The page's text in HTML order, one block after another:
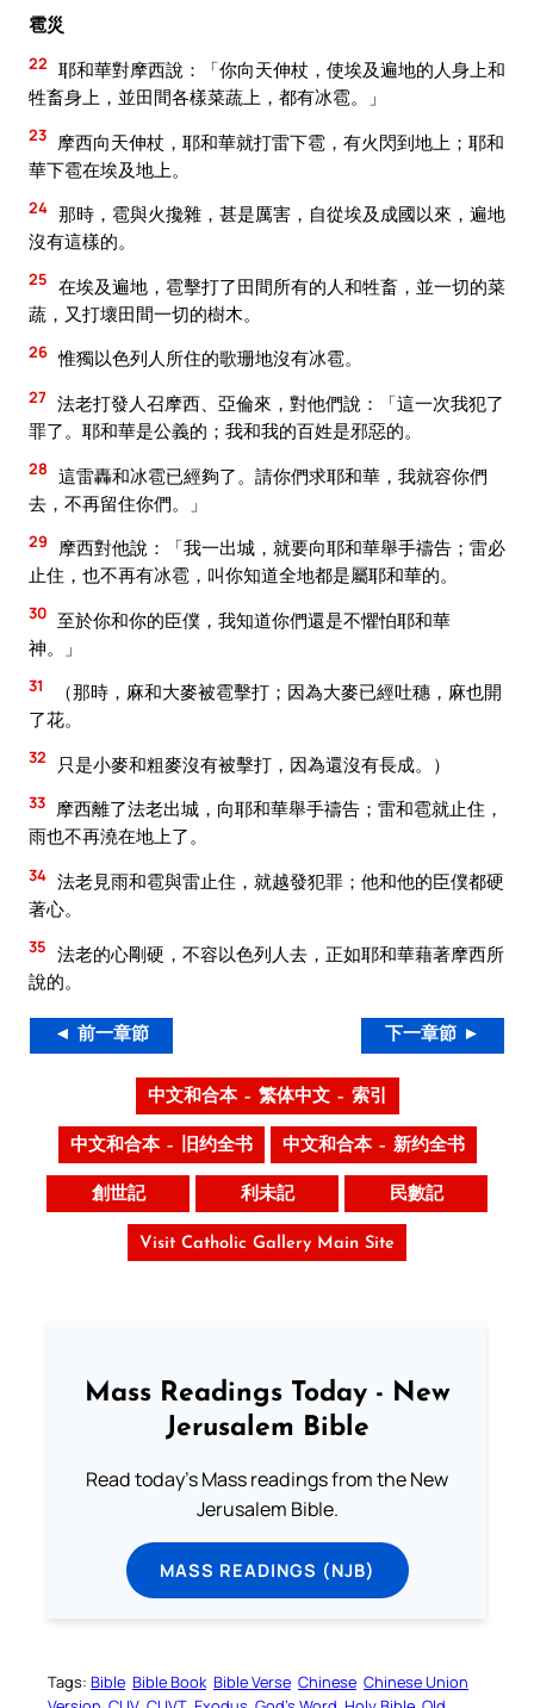
雹災
22 耶和華對摩西說：「你向天伸杖，使埃及遍地的人身上和
牲畜身上，並田間各樣菜蔬上，都有冰雹。」
23 摩西向天伸杖，耶和華就打雷下雹，有火閃到地上；耶和
華下雹在埃及地上。
24 那時，雹與火攙雜，甚是厲害，自從埃及成國以來，遍地
沒有這樣的。
25 在埃及遍地，雹擊打了田間所有的人和牲畜，並一切的菜
蔬，又打壞田間一切的樹木。
26 惟獨以色列人所住的歌珊地沒有冰雹。
27 法老打發人召摩西、亞倫來，對他們說：「這一次我犯了
罪了。耶和華是公義的；我和我的百姓是邪惡的。
28 這雷轟和冰雹已經夠了。請你們求耶和華，我就容你們
去，不再留住你們。」
29
摩西對他說：「我一出城，就要向耶和華舉手禱告；雷必
止住，也不再有冰雹，叫你知道全地都是屬耶和華的。
30 至於你和你的臣僕，我知道你們還是不懼怕耶和華
神。」
31
（那時，麻和大麥被雹擊打；因為大麥已經吐穗，麻也開
了花。
32 只是小麥和粗麥沒有被擊打，因為還沒有長成。）
33 摩西離了法老出城，向耶和華舉手禱告；雷和雹就止住，
雨也不再澆在地上了。
34 法老見雨和雹與雷止住，就越發犯罪；他和他的臣僕都硬
著心。
35 法老的心剛硬，不容以色列人去，正如耶和華藉著摩西所
說的。
◄ 前一章節 下一章節 ►
中文和合本 – 繁体中文 – 索引
中文和合本 – 旧约全书 中文和合本 – 新约全书
創世記 利未記 民數記
Visit Catholic Gallery Main Site
Mass Readings Today - New
Jerusalem Bible
Read today's Mass readings from the New
Jerusalem Bible.
MASS READINGS (NJB)
Tags: Bible Bible Book Bible Verse Chinese Chinese Union